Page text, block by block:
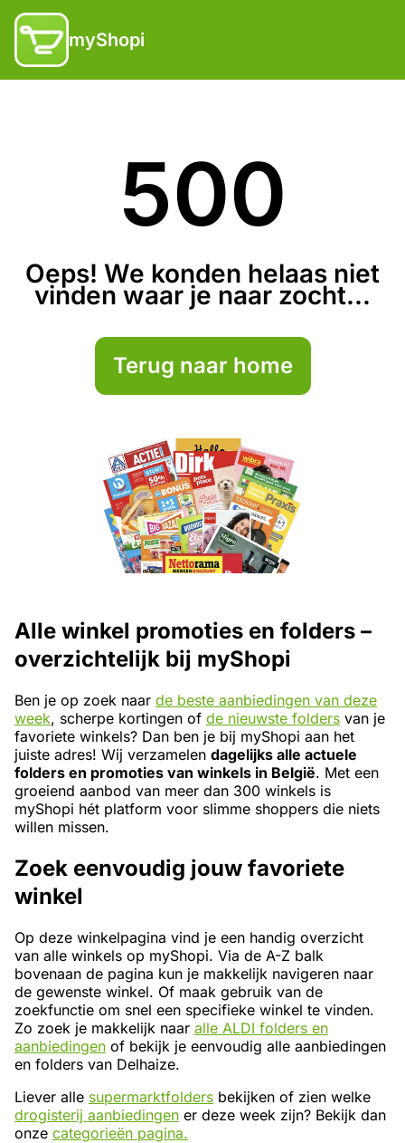
myShopi
500
Oeps! We konden helaas niet
vinden waar je naar zocht...
Terug naar home
Alle winkel promoties en folders –
overzichtelijk bij myShopi
Ben je op zoek naar de beste aanbiedingen van deze
week, scherpe kortingen of de nieuwste folders van je
favoriete winkels? Dan ben je bij myShopi aan het
juiste adres! Wij verzamelen dagelijks alle actuele
folders en promoties van winkels in België. Met een
groeiend aanbod van meer dan 300 winkels is
myShopi hét platform voor slimme shoppers die niets
willen missen.
Zoek eenvoudig jouw favoriete
winkel
Op deze winkelpagina vind je een handig overzicht
van alle winkels op myShopi. Via de A-Z balk
bovenaan de pagina kun je makkelijk navigeren naar
de gewenste winkel. Of maak gebruik van de
zoekfunctie om snel een specifieke winkel te vinden.
Zo zoek je makkelijk naar alle ALDI folders en
aanbiedingen of bekijk je eenvoudig alle aanbiedingen
en folders van Delhaize.
Liever alle supermarktfolders bekijken of zien welke
drogisterij aanbiedingen er deze week zijn? Bekijk dan
onze categorieën pagina.